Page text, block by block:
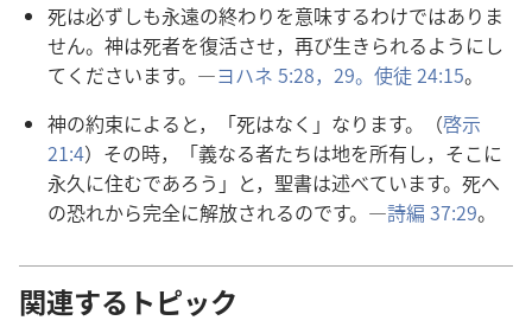
死は必ずしも永遠の終わりを意味するわけではありま
せん。 神は死者を復活させ， 再び生きられるようにし
てくださいます。―ヨハネ 5:28，29。 使徒24:15。
神の約束によると，「死はなく」なります。（啓示
21:4）その時，「義なる者たちは地を所有し，そこに
永久に住むであろう」と， 聖書は述べています。 死へ
の恐れから完全に解放されるのです。―詩編 37:29。
関連するトピック